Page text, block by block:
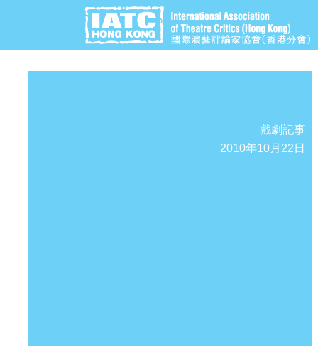
戲劇記事
2010年10月22日